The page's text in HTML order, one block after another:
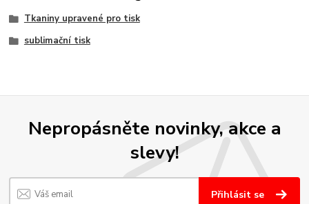
Tkaniny upravené pro tisk
sublimační tisk
Nepropásněte novinky, akce a
slevy!
Přihlásit se